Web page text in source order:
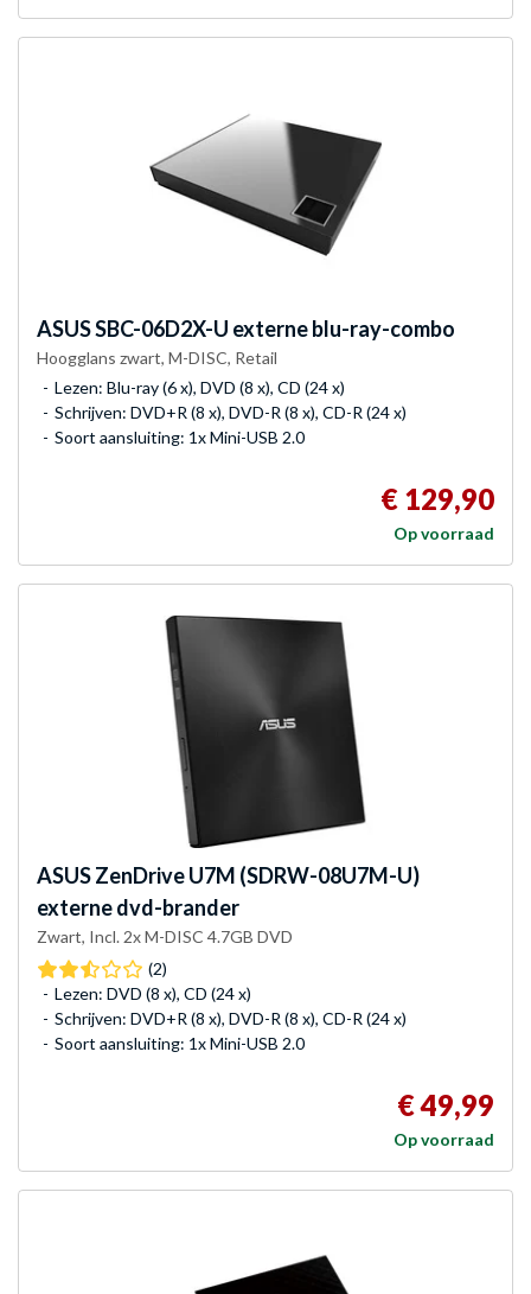
ASUSSBC-06D2X-U externe blu-ray-combo
Hoogglans zwart, M-DISC, Retail
Lezen: Blu-ray (6 x), DVD (8 x), CD (24 x)
Schrijven: DVD+R (8 x), DVD-R (8 x), CD-R (24 x)
Soort aansluiting: 1x Mini-USB 2.0
€ 129,90
Op voorraad
ASUSZenDrive U7M (SDRW-08U7M-U)
externe dvd-brander
Zwart, Incl. 2x M-DISC 4.7GB DVD
(2)
Lezen: DVD (8 x), CD (24 x)
Schrijven: DVD+R (8 x), DVD-R (8 x), CD-R (24 x)
Soort aansluiting: 1x Mini-USB 2.0
€ 49,99
Op voorraad